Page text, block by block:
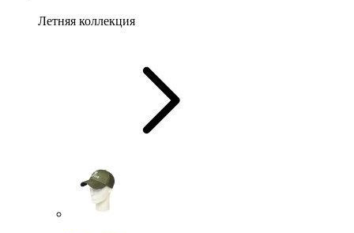
Летняя коллекция